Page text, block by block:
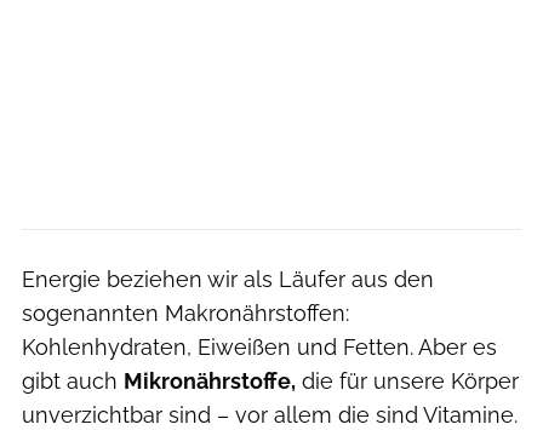
Energie beziehen wir als Läufer aus den
sogenannten Makronährstoffen:
Kohlenhydraten, Eiweißen und Fetten. Aber es
gibt auch Mikronährstoffe, die für unsere Körper
unverzichtbar sind – vor allem die sind Vitamine.